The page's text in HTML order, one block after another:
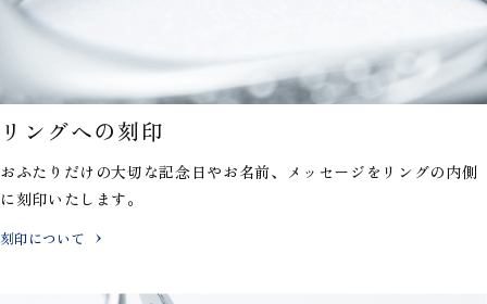
リングへの刻印
おふたりだけの大切な記念日やお名前、メッセージを リングの内側
に刻印いたします。
刻印について